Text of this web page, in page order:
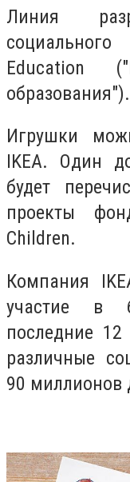
Линия
Education
образования").
Игрушки
IKEA. Один
будет
проекты
Children.
Компания
участие в
последние
различные
90 миллионов